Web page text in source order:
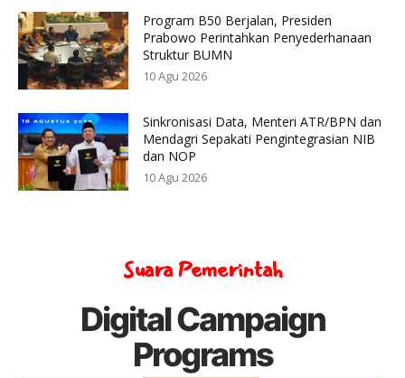
Program B50 Berjalan, Presiden
Prabowo Perintahkan Penyederhanaan
Struktur BUMN
10 Agu 2026
Sinkronisasi Data, Menteri ATR/BPN dan
Mendagri Sepakati Pengintegrasian NIB
dan NOP
10 Agu 2026
Suara Pemerintah
Digital Campaign
Programs